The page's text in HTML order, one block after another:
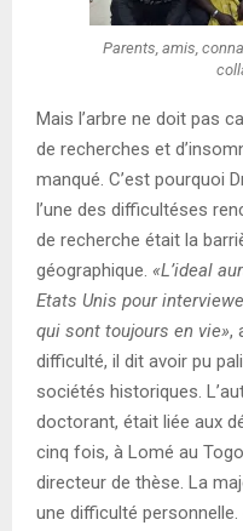
Parents, amis,
Mais l’arbre ne doit pas
de recherches et
manqué. C’est pourquoi
l’une des difficultéses
de recherche était la
géographique. «L’ideal
Etats Unis pour
qui sont toujours en vie»,
difficulté, il dit avoir pu
sociétés historiques.
doctorant, était liée aux
cinq fois, à Lomé au
directeur de thèse. La
une difficulté personnelle.